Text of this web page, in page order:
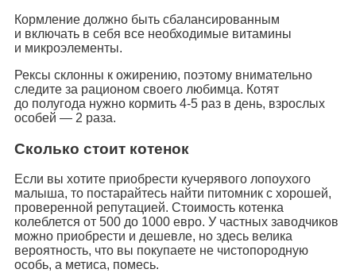
Кормление должно быть сбалансированным
и включать в себя все необходимые витамины
и микроэлементы.
Рексы склонны к ожирению, поэтому внимательно
следите за рационом своего любимца. Котят
до полугода нужно кормить 4-5 раз в день, взрослых
особей — 2 раза.
Сколько стоит котенок
Если вы хотите приобрести кучерявого лопоухого
малыша, то постарайтесь найти питомник с хорошей,
проверенной репутацией. Стоимость котенка
колеблется от 500 до 1000 евро. У частных заводчиков
можно приобрести и дешевле, но здесь велика
вероятность, что вы покупаете не чистопородную
особь, а метиса, помесь.